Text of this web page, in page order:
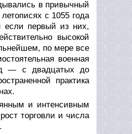
в привычный
с 1055 года
если первый из них,
высокой
по мере все
военная
— с двадцатых до
практика
и интенсивным
торговли и числа